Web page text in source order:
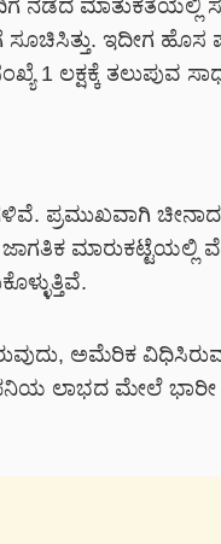
ನಡೆದ ಮಾತುಕತೆಯಲ್ಲಿ
ಇದೀಗ ಹೊಸ
ಲಕ್ಷಕ್ಕೆ ತಲುಪುವ
ಪ್ರಮುಖವಾಗಿ ಚೀನಾದ
ಮಾರುಕಟ್ಟೆಯಲ್ಲಿ
ಅಮೆರಿಕ
ಲಾಭದ ಮೇಲೆ